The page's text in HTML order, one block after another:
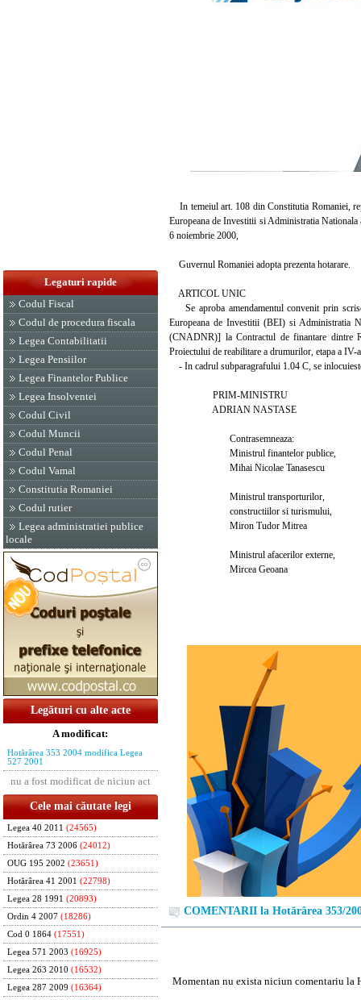
Legaturi rapide
Codul Fiscal
Codul de procedura fiscala
Legea Contabilitatii
Legea Pensiilor
Legea Finantelor Publice
Legea Insolventei
Codul Civil
Codul Muncii
Codul Penal
Codul Vamal
Constitutia Romaniei
Codul rutier
Legea administratiei publice
locale
Legături cu alte acte
A modificat:
Hotărârea 353 2004 modifica Legea
527 2001
nu a fost modificat de niciun act
Cele mai căutate legi
Legea 40 2011 (24565)
Hotărârea 73 2006 (24012)
OUG 195 2002 (23651)
Hotărârea 41 2001 (22798)
Legea 28 1991 (20893)
Ordin 4 2007 (18286)
Cod 0 1864 (17551)
Legea 571 2003 (16925)
Legea 263 2010 (16532)
Legea 287 2009 (16364)
In temeiul art. 108 din Constitutia Romaniei,
Europeana de Investitii si Administratia
6 noiembrie 2000,
Guvernul Romaniei adopta prezenta hotarare.
ARTICOL UNIC
Se aproba amendamentul convenit prin
Europeana de Investitii (BEI) si Administratia
(CNADNR)] la Contractul de finantare dintre
Proiectului de reabilitare a drumurilor, etapa a
- In cadrul subparagrafului 1.04 C, se
PRIM-MINISTRU
ADRIAN NASTASE
Contrasemneaza:
Ministrul finantelor publice,
Mihai Nicolae Tanasescu
Ministrul transporturilor,
constructiilor si turismului,
Miron Tudor Mitrea
Ministrul afacerilor externe,
Mircea Geoana
COMENTARII la Hotărârea 353/
Momentan nu exista niciun comentariu la